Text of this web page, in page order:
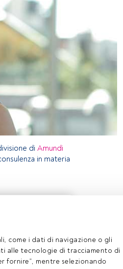
come i dati di navigazione o gli
alle tecnologie di tracciamento di
fornire”, mentre selezionando
di Amundi
in materia
invitiamo a